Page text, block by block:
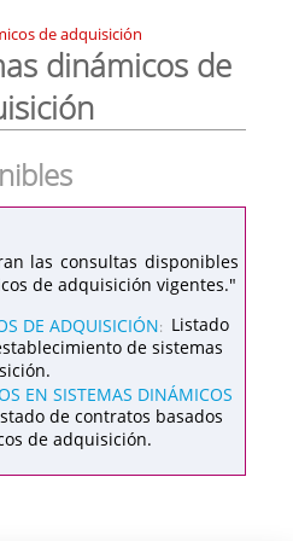
de adquisición
dinámicos de
las consultas disponibles
de adquisición vigentes."
DE ADQUISICIÓN: Listado
de sistemas
EN SISTEMAS DINÁMICOS
de contratos basados
de adquisición.